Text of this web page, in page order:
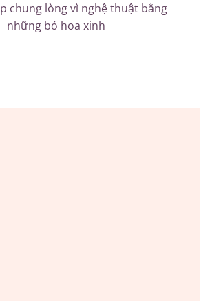
chung lòng vì nghệ thuật bằng
những bó hoa xinh